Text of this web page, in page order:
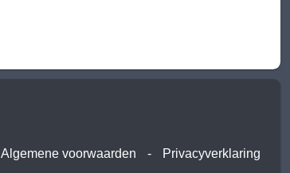
Algemene voorwaarden - Privacyverklaring